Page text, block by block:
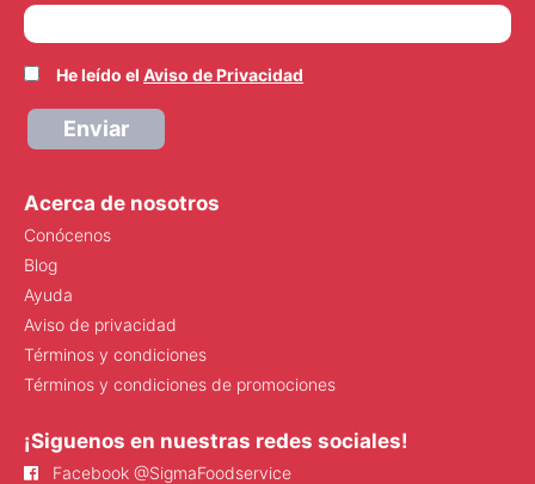
He leído el Aviso de Privacidad
Enviar
Acerca de nosotros
Conócenos
Blog
Ayuda
Aviso de privacidad
Términos y condiciones
Términos y condiciones de promociones
¡Siguenos en nuestras redes sociales!
Facebook @SigmaFoodservice